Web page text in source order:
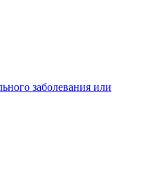
заболевания или